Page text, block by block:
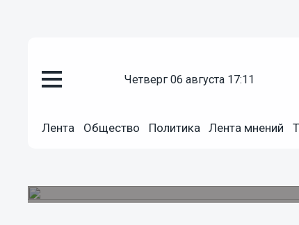
четверг 06 августа 17:11
Лента Общество Политика Лента мнений
Женский турнир по